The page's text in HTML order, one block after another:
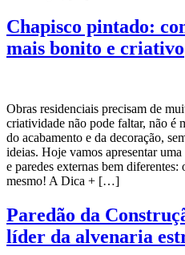
Chapisco pintado:
mais bonito e criativo
Obras residenciais precisam de
criatividade não pode faltar, não é
do acabamento e da decoração,
ideias. Hoje vamos apresentar
e paredes externas bem
mesmo! A Dica + […]
Paredão da
líder da alvenaria